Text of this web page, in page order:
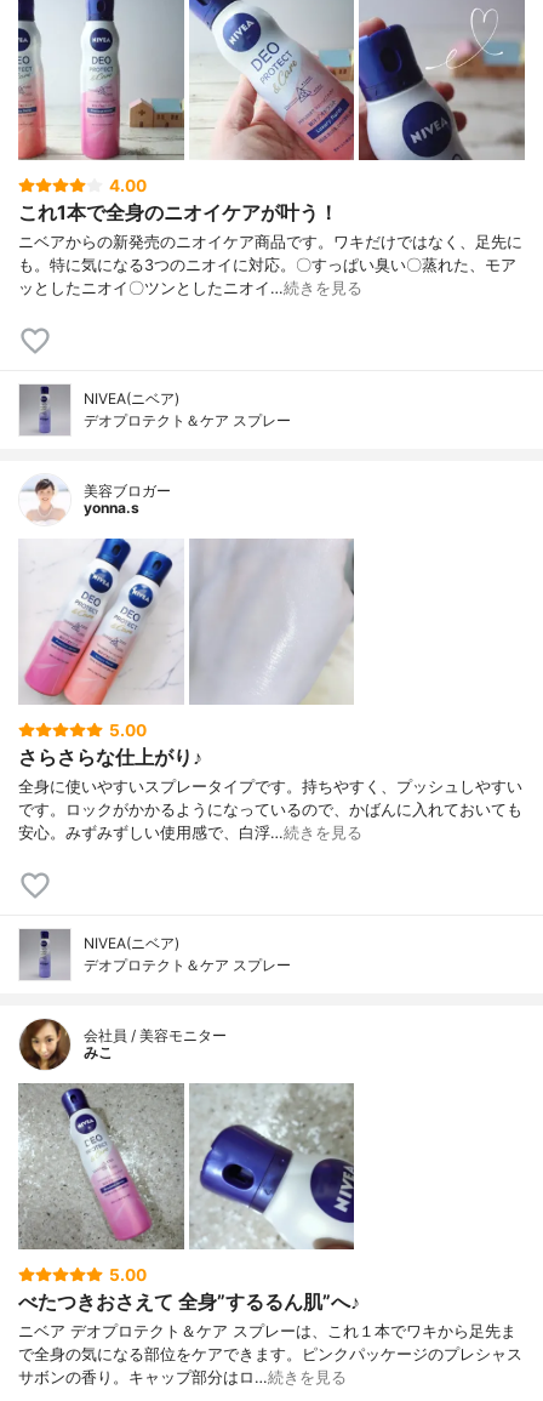
4.00
これ1本で全身のニオイケアが叶う！
ニベアからの新発売のニオイケア商品です。ワキだけではなく、足先に
も。特に気になる3つのニオイに対応。〇すっぱい臭い〇蒸れた、モア
ッとしたニオイ〇ツンとしたニオイ…続きを見る
NIVEA(ニベア)
デオプロテクト＆ケア スプレー
美容ブロガー
yonna.s
5.00
さらさらな仕上がり♪
全身に使いやすいスプレータイプです。持ちやすく、プッシュしやすい
です。ロックがかかるようになっているので、かばんに入れておいても
安心。みずみずしい使用感で、白浮…続きを見る
NIVEA(ニベア)
デオプロテクト＆ケア スプレー
会社員 / 美容モニター
みこ
5.00
べたつきおさえて 全身”するるん肌”へ♪
ニベア デオプロテクト＆ケア スプレーは、これ１本でワキから足先ま
で全身の気になる部位をケアできます。ピンクパッケージのプレシャス
サボンの香り。キャップ部分はロ…続きを見る